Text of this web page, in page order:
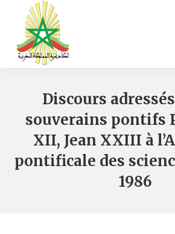
Discours
souverains pontifs
XII, Jean XXIII à
pontificale des
1986